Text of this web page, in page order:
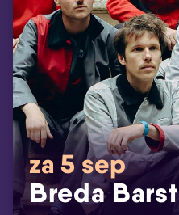
za 5 sep
Breda Barst